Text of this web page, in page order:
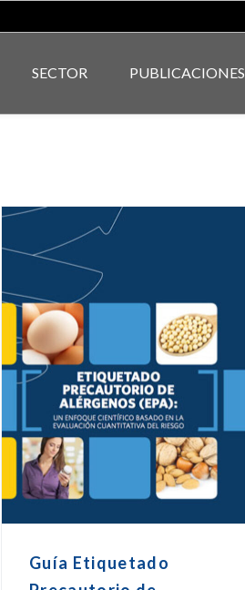
SECTOR PUBLICACIONES
Guía Etiquetado